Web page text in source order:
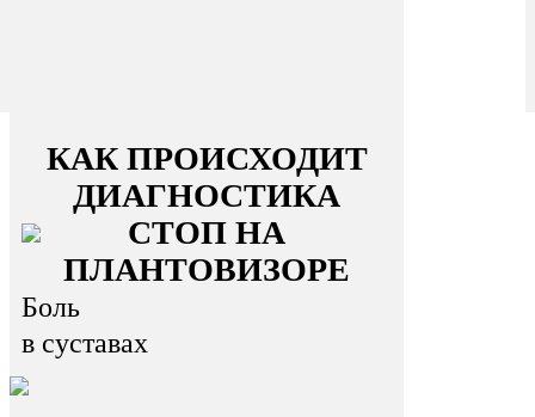
Боль
в суставах
КАК ПРОИСХОДИТ
ДИАГНОСТИКА
СТОП НА
ПЛАНТОВИЗОРЕ